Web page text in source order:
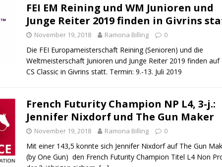
FEI EM Reining und WM Junioren und
Junge Reiter 2019 finden in Givrins
November 19, 2018 Ramona Billing 0
Die FEI Europameisterschaft Reining (Senioren) und die
Weltmeisterschaft Junioren und Junge Reiter 2019 finden auf
CS Classic in Givrins statt. Termin: 9.-13. Juli 2019
French Futurity Champion NP L4, 3-j.:
Jennifer Nixdorf und The Gun Maker
November 19, 2018 Ramona Billing 0
Mit einer 143,5 konnte sich Jennifer Nixdorf auf The Gun
(by One Gun) den French Futurity Champion Titel L4 Non